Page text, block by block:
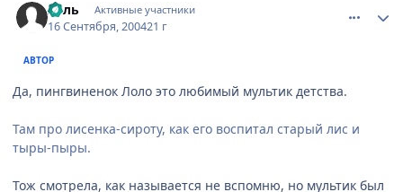
Хель Активные участники
16 Сентября, 200421 г
АВТОР
Да, пингвиненок Лоло это любимый мультик детства.
Там про лисенка-сироту, как его воспитал старый лис и
тыры-пыры.
Тож смотрела, как называется не вспомню, но мультик был